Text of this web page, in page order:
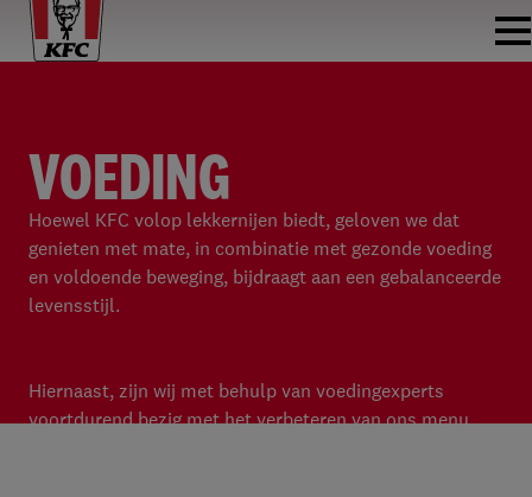
VOEDING
Hoewel KFC volop lekkernijen biedt, geloven we dat
genieten met mate, in combinatie met gezonde voeding
en voldoende beweging, bijdraagt aan een gebalanceerde
levensstijl.
Hiernaast, zijn wij met behulp van voedingexperts
voortdurend bezig met het verbeteren van ons menu